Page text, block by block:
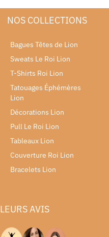
NOS COLLECTIONS
Bagues Têtes de Lion
Sweats Le Roi Lion
T-Shirts Roi Lion
Tatouages Éphémères
Lion
Décorations Lion
Pull Le Roi Lion
Tableaux Lion
Couverture Roi Lion
Bracelets Lion
LEURS AVIS